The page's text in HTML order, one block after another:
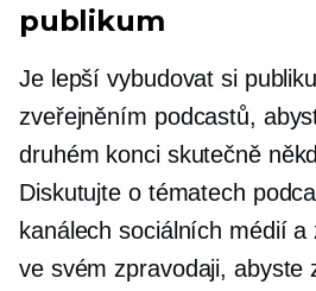
publikum
Je lepší vybudovat si
zveřejněním podcastů,
druhém konci skutečně
Diskutujte o tématech
kanálech sociálních médií a
ve svém zpravodaji, abyste